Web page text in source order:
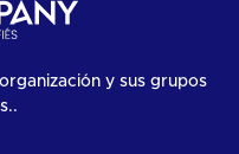
y sus grupos